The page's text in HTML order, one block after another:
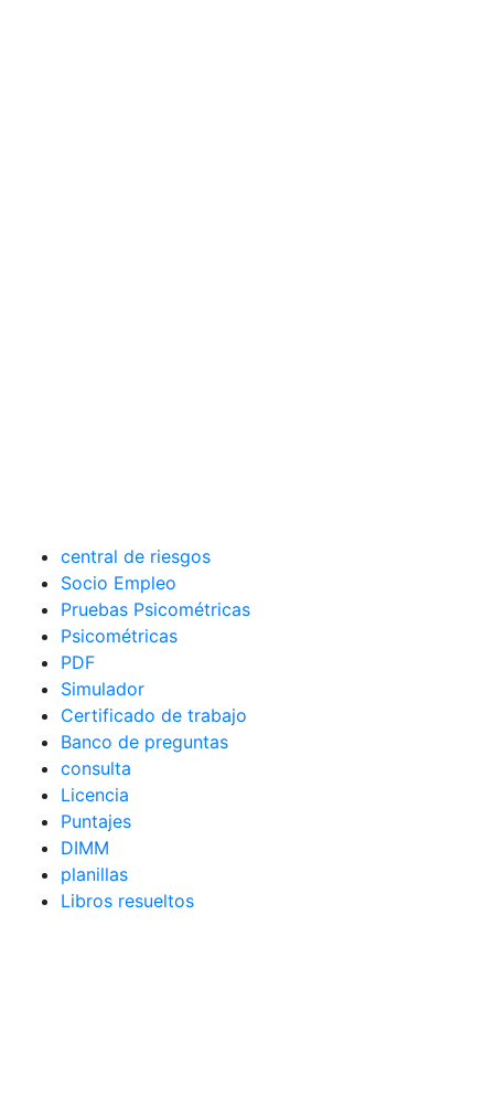
central de riesgos
Socio Empleo
Pruebas Psicométricas
Psicométricas
PDF
Simulador
Certificado de trabajo
Banco de preguntas
consulta
Licencia
Puntajes
DIMM
planillas
Libros resueltos